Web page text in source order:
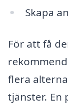
Skapa
För att få
flera
tjänster. En